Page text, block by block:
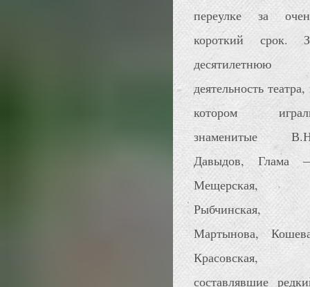
переулке за
короткий срок.
десятилетнюю
деятельность театра,
котором
знаменитые
Давыдов, Глама
Мещерская,
Рыбчинская,
Мартынова,
Красовская,
составлявшие